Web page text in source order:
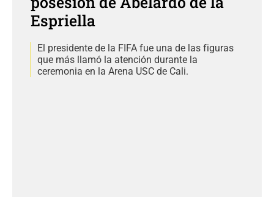
Espriella
El presidente de la FIFA fue una de las figuras
que más llamó la atención durante la
ceremonia en la Arena USC de Cali.